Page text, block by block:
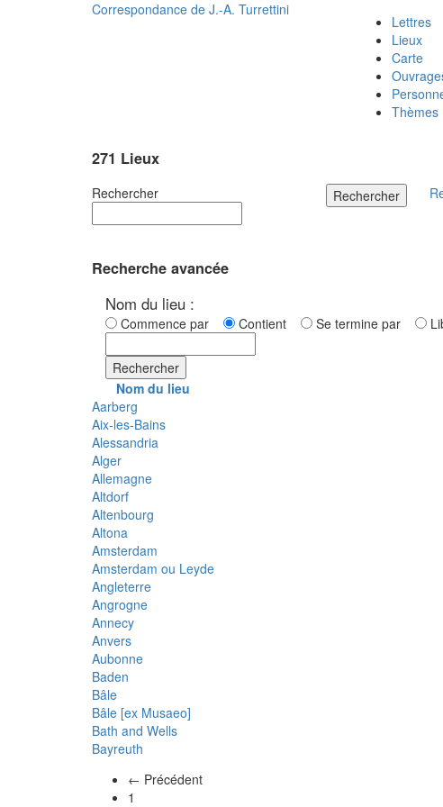
Correspondance de J.-A. Turrettini
Lettres
Lieux
Carte
Thèmes
271 Lieux
Rechercher Rechercher
Recherche avancée
Nom du lieu :
Commence par Contient Se termine par
Rechercher
Nom du lieu
Aarberg
Aix-les-Bains
Alessandria
Alger
Allemagne
Altdorf
Altenbourg
Altona
Amsterdam
Amsterdam ou Leyde
Angleterre
Angrogne
Annecy
Anvers
Aubonne
Baden
Bâle
Bâle [ex Musaeo]
Bath and Wells
Bayreuth
← Précédent
1